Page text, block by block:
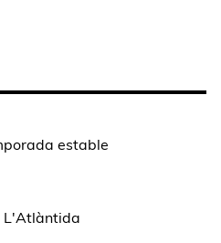
estable
L'Atlàntida